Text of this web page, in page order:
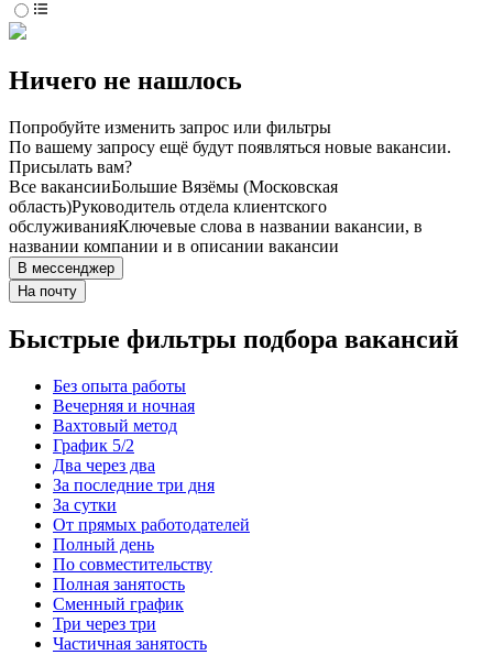
Ничего не нашлось
Попробуйте изменить запрос или фильтры
По вашему запросу ещё будут появляться новые вакансии.
Присылать вам?
Все вакансииБольшие Вязёмы (Московская
область)Руководитель отдела клиентского
обслуживанияКлючевые слова в названии вакансии, в
названии компании и в описании вакансии
В мессенджер
На почту
Быстрые фильтры подбора вакансий
Без опыта работы
Вечерняя и ночная
Вахтовый метод
График 5/2
Два через два
За последние три дня
За сутки
От прямых работодателей
Полный день
По совместительству
Полная занятость
Сменный график
Три через три
Частичная занятость